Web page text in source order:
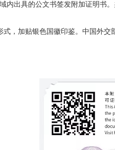
内出具的公文书签发附加证明书
式，加贴银色国徽印鉴。中国外